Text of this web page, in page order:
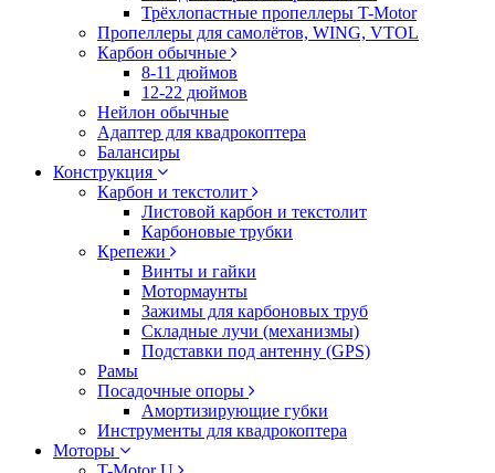
Трёхлопастные пропеллеры T-Motor
Пропеллеры для самолётов, WING, VTOL
Карбон обычные
8-11 дюймов
12-22 дюймов
Нейлон обычные
Адаптер для квадрокоптера
Балансиры
Конструкция
Карбон и текстолит
Листовой карбон и текстолит
Карбоновые трубки
Крепежи
Винты и гайки
Мотормаунты
Зажимы для карбоновых труб
Складные лучи (механизмы)
Подставки под антенну (GPS)
Рамы
Посадочные опоры
Амортизирующие губки
Инструменты для квадрокоптера
Моторы